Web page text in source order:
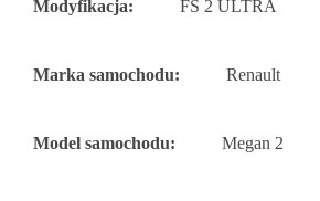
Modyfikacja: FS 2 ULTRA
Marka samochodu: Renault
Model samochodu: Megan 2